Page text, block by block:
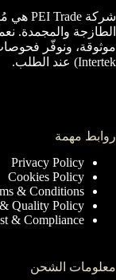
الطازجة والمجمدة.
Intertek) عند الطلب.
روابط مهمة
Privacy Policy
Cookies Policy
& Conditions
Quality Policy
& Compliance
معلومات الشحن